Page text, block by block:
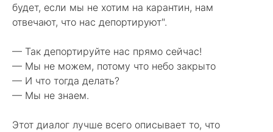
будет, если мы не хотим на карантин, нам
отвечают, что нас депортируют".
— Так депортируйте нас прямо сейчас!
— Мы не можем, потому что небо закрыто
— И что тогда делать?
— Мы не знаем.
Этот диалог лучше всего описывает то, что